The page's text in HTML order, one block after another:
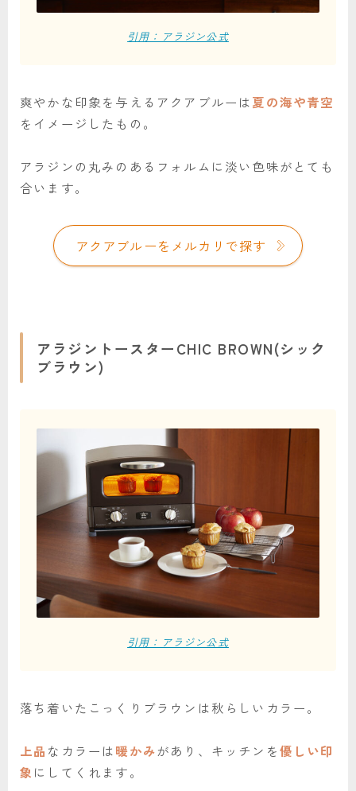
引用：アラジン公式
爽やかな印象を与えるアクアブルーは夏の海や青空
をイメージしたもの。
アラジンの丸みのあるフォルムに淡い色味がとても
合います。
アクアブルーをメルカリで探す
アラジントースターCHIC BROWN(シック
ブラウン)
引用：アラジン公式
落ち着いたこっくりブラウンは秋らしいカラー。
上品 なカラーは暖かみがあり、キッチンを優しい印
象 にしてくれます。